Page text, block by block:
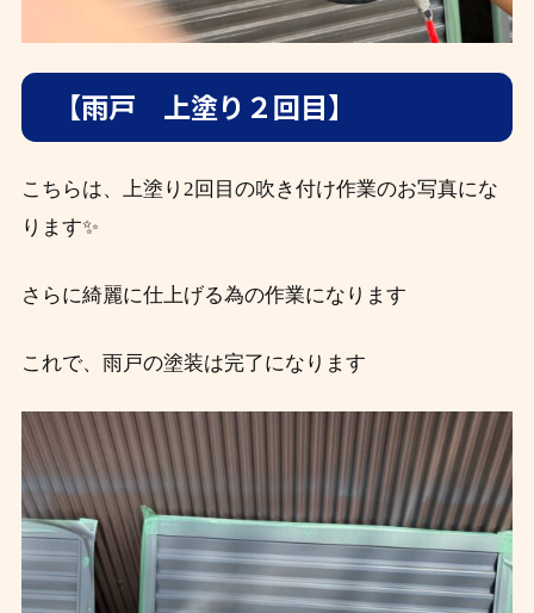
【雨戸 上塗り２回目】
こちらは、上塗り2回目の吹き付け作業のお写真にな
ります✨
さらに綺麗に仕上げる為の作業になります
これで、雨戸の塗装は完了になります